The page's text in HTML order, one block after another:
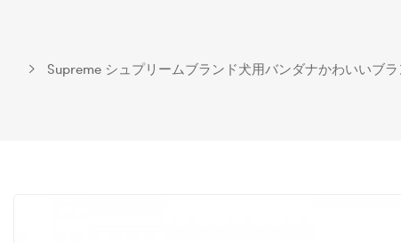
Supreme シュプリームブランド犬用バンダナかわいいブ